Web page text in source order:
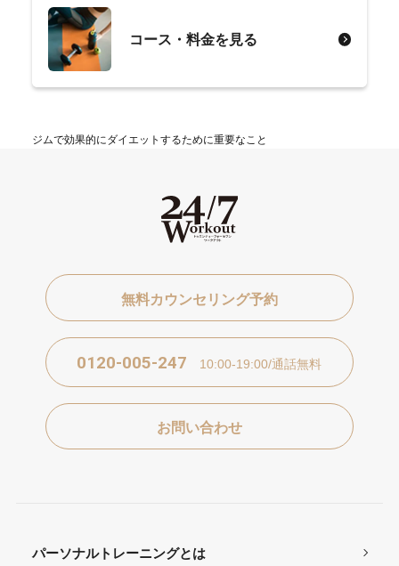
コース・料金を見る
ジムで効果的にダイエットするために重要なこと
無料カウンセリング予約
0120-005-247 10:00-19:00/通話無料
お問い合わせ
パーソナルトレーニングとは